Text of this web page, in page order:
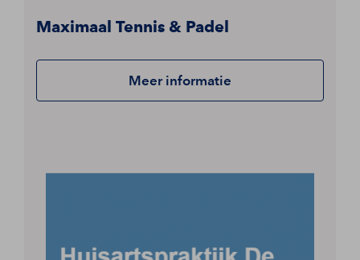
Maximaal Tennis & Padel
Meer informatie